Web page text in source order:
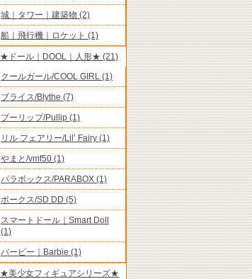
城｜タワー｜建築物 (2)
船｜飛行機｜ロケット (1)
★ドール｜DOOL｜人形★ (21)
クールガール/COOL GIRL (1)
ブライス/Blythe (7)
プーリップ/Pullip (1)
リル フェアリー/Lil’ Fairy (1)
やまと/vmf50 (1)
パラボックス/PARABOX (1)
ボークス/SD DD (5)
スマートドール｜Smart Doll
(1)
バービー｜Barbie (1)
★美少女フィギュアシリーズ★